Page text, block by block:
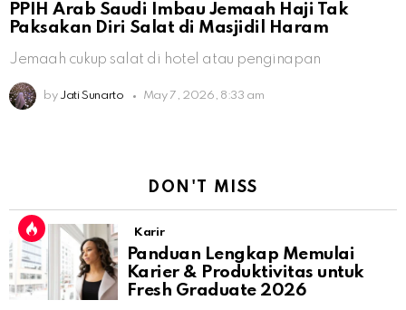
PPIH Arab Saudi Imbau Jemaah Haji Tak
Paksakan Diri Salat di Masjidil Haram
Jemaah cukup salat di hotel atau penginapan
by Jati Sunarto May 7, 2026, 8:33 am
DON'T MISS
Karir
Panduan Lengkap Memulai
Karier & Produktivitas untuk
Fresh Graduate 2026